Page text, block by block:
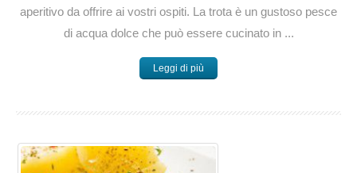
aperitivo da offrire ai vostri ospiti. La trota è un gustoso pesce
di acqua dolce che può essere cucinato in ...
Leggi di più